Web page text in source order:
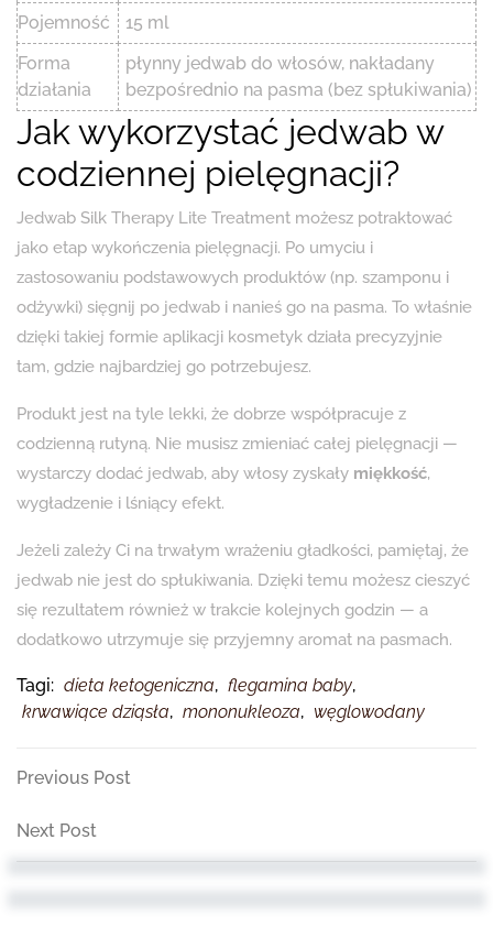
Pojemność
15 ml
Forma
działania
płynny jedwab do włosów, nakładany
bezpośrednio na pasma (bez spłukiwania)
Jak wykorzystać jedwab w
codziennej pielęgnacji?
Jedwab Silk Therapy Lite Treatment możesz potraktować
jako etap wykończenia pielęgnacji. Po umyciu i
zastosowaniu podstawowych produktów (np. szamponu i
odżywki) sięgnij po jedwab i nanieś go na pasma. To właśnie
dzięki takiej formie aplikacji kosmetyk działa precyzyjnie
tam, gdzie najbardziej go potrzebujesz.
Produkt jest na tyle lekki, że dobrze współpracuje z
codzienną rutyną. Nie musisz zmieniać całej pielęgnacji —
wystarczy dodać jedwab, aby włosy zyskały miękkość,
wygładzenie i lśniący efekt.
Jeżeli zależy Ci na trwałym wrażeniu gładkości, pamiętaj, że
jedwab nie jest do spłukiwania. Dzięki temu możesz cieszyć
się rezultatem również w trakcie kolejnych godzin — a
dodatkowo utrzymuje się przyjemny aromat na pasmach.
Tagi: dieta ketogeniczna, flegamina baby,
krwawiące dziąsła, mononukleoza, węglowodany
Nawigacja
wpisu
Previous
Previous Post
Next
Post
Next Post